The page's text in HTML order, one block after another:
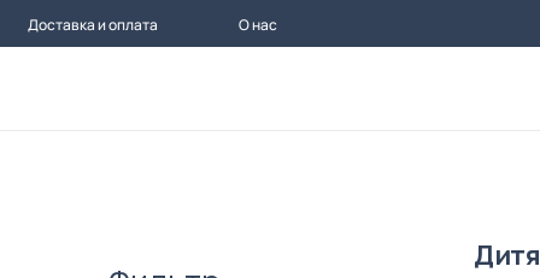
Доставка и оплата О нас